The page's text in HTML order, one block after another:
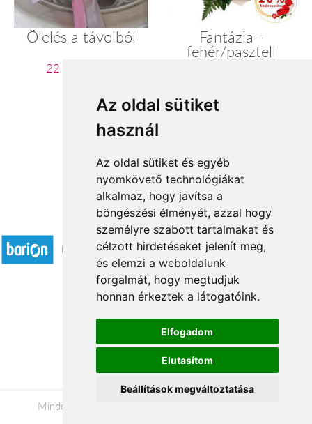
Az oldal sütiket
használ
Az oldal sütiket és egyéb
nyomkövető technológiákat
alkalmaz, hogy javítsa a
böngészési élményét, azzal hogy
személyre szabott tartalmakat és
célzott hirdetéseket jelenít meg,
és elemzi a weboldalunk
forgalmát, hogy megtudjuk
honnan érkeztek a látogatóink.
Elfogadom
Elutasítom
Beállítások megváltoztatása
Ölelés a távolból
22 060 Ft-tól
Fantázia -
fehér/pasztell
szezoncsokor
2 3 ...
Elfogadott fizetési módok
Á.SZ.F.
Impresszum
Adatkezelési tájékoztató
Minden jog fenntartva © 2026 |